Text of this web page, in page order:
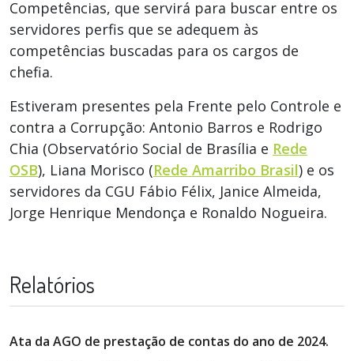
Competências, que servirá para buscar entre os
servidores perfis que se adequem às
competências buscadas para os cargos de
chefia.
Estiveram presentes pela Frente pelo Controle e
contra a Corrupção: Antonio Barros e Rodrigo
Chia (Observatório Social de Brasília e Rede
OSB), Liana Morisco (Rede Amarribo Brasil) e os
servidores da CGU Fábio Félix, Janice Almeida,
Jorge Henrique Mendonça e Ronaldo Nogueira.
Relatórios
Ata da AGO de prestação de contas do ano de 2024.